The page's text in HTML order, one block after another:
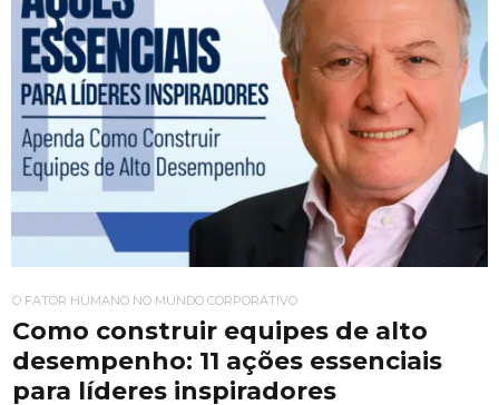
O FATOR HUMANO NO MUNDO CORPORATIVO
Como construir equipes de alto
desempenho: 11 ações essenciais
para líderes inspiradores